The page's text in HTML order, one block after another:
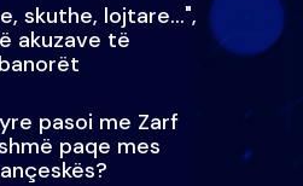
skuthe, lojtare...",
akuzave të
pasoi me Zarf
paqe mes